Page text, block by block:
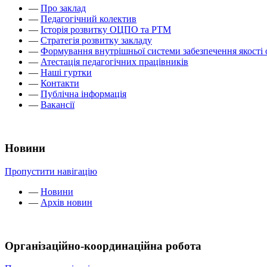
— Про заклад
— Педагогічний колектив
— Історія розвитку ОЦПО та РТМ
— Стратегія розвитку закладу
— Формування внутрішньої системи забезпечення якості
— Атестація педагогічних працівників
— Наші гуртки
— Контакти
— Публічна інформація
— Вакансії
Новини
Пропустити навігацію
— Новини
— Архів новин
Організаційно-координаційна робота